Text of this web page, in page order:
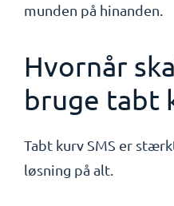
munden på hinanden.
Hvornår
bruge tabt
Tabt kurv SMS er
løsning på alt.